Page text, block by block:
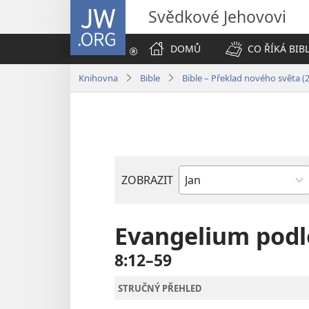
JW.ORG Svědkové Jehovovi
DOMŮ CO ŘÍKÁ
Knihovna Bible Bible – Překlad nového světa
ZOBRAZIT
Biblická
Evangelium
8:12–59
STRUČNÝ PŘEHLED